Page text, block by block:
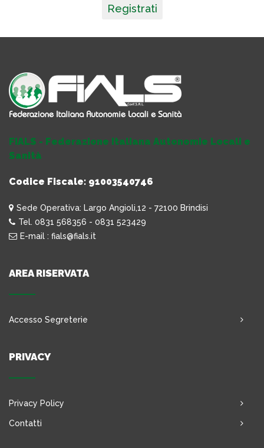
Registrati
FIALS - Federazione Italiana Autonomie Locali e
Sanità
Codice Fiscale: 91003540746
Sede Operativa: Largo Angioli,12 - 72100 Brindisi
Tel. 0831 568356 - 0831 523429
E-mail : fials@fials.it
AREA RISERVATA
Accesso Segreterie
PRIVACY
Privacy Policy
Contatti